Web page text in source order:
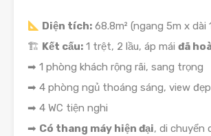
Diện tích: 68.8m² (ngang 5m x dài
🏗 Kết cấu: 1 trệt, 2 lầu, áp mái đã
➡ 1 phòng khách rộng rãi, sang trọng
➡ 4 phòng ngủ thoáng sáng, view đẹp
➡ 4 WC tiện nghi
➡ Có thang máy hiện đại, di chuyển